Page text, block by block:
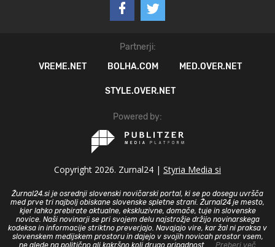
Partnerji:
VREME.NET
BOLHA.COM MED.OVER.NET
STYLE.OVER.NET
Powered by:
Copyright 2026. Zurnal24 | Styria Media si
Žurnal24.si je osrednji slovenski novičarski portal, ki se po dosegu uvršča
med prve tri najbolj obiskane slovenske spletne strani. Žurnal24 je mesto,
kjer lahko prebirate aktualne, ekskluzivne, domače, tuje in slovenske
novice. Naši novinarji se pri svojem delu najstrožje držijo novinarskega
kodeksa in informacije striktno preverjajo. Navajajo vire, kar žal ni praksa v
slovenskem medijskem prostoru in dajejo v svojih novicah prostor vsem,
ne glede na politično ali kakršno koli drugo pripadnost.
... Preberi več